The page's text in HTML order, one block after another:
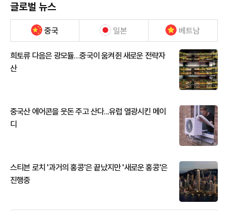
글로벌 뉴스
중국 일본 베트남
희토류 다음은 광모듈…중국이 움켜쥔 새로운 전략자
산
중국산 에어콘을 웃돈 주고 산다...유럽 열광시킨 메이
디
스티븐 로치 '과거의 홍콩'은 끝났지만 '새로운 홍콩'은
진행중